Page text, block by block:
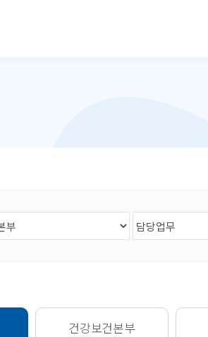
건강보건본부